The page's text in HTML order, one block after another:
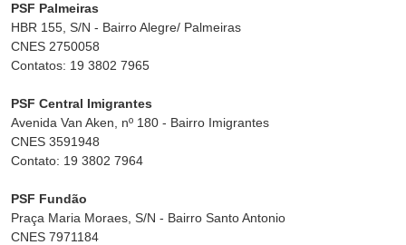
PSF Palmeiras
HBR 155, S/N - Bairro Alegre/ Palmeiras
CNES 2750058
Contatos: 19 3802 7965
PSF Central Imigrantes
Avenida Van Aken, nº 180 - Bairro Imigrantes
CNES 3591948
Contato: 19 3802 7964
PSF Fundão
Praça Maria Moraes, S/N - Bairro Santo Antonio
CNES 7971184